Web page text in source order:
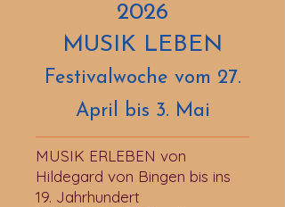
2026
MUSIK LEBEN
Festivalwoche vom 27.
April bis 3. Mai​
MUSIK ERLEBEN von
Hildegard von Bingen bis ins
19. Jahrhundert